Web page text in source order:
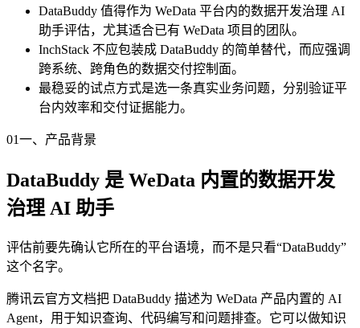
DataBuddy 值得作为 WeData 平台内的数据开发治理 AI
助手评估，尤其适合已有 WeData 项目的团队。
InchStack 不应包装成 DataBuddy 的简单替代，而应强调
跨系统、跨角色的数据交付控制面。
最稳妥的试点方式是选一条真实业务问题，分别验证平
台内效率和交付证据能力。
01一、产品背景
DataBuddy 是 WeData 内置的数据开发
治理 AI 助手
评估前要先确认它所在的平台语境，而不是只看“DataBuddy”
这个名字。
腾讯云官方文档把 DataBuddy 描述为 WeData 产品内置的 AI
Agent，用于知识查询、代码编写和问题排查。它可以做知识